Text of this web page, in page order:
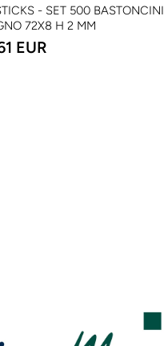
- SET 500 BASTONCINI
72X8 H 2 MM
EUR